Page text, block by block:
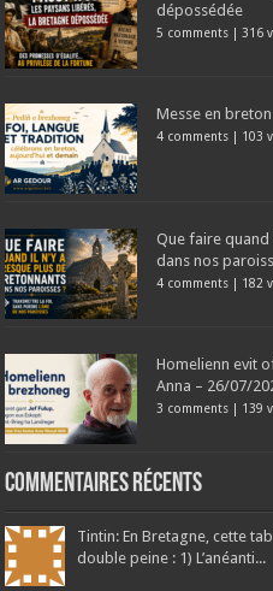
dépossédée
5 comments | 316
Messe en
4 comments | 103
Que faire quand
dans nos
4 comments | 182
Homelienn evit
Anna – 26/07/
3 comments | 139
Commentaires récents
Tintin: En Bretagne, cette
double peine : 1) L’anéanti...